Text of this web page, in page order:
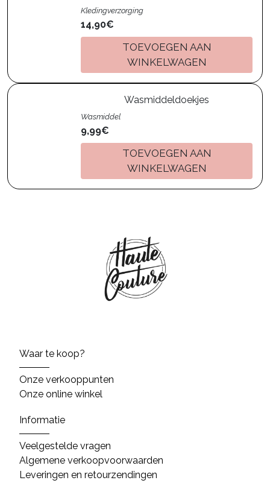
Kledingverzorging
14,90€
TOEVOEGEN AAN
WINKELWAGEN
Wasmiddeldoekjes
Wasmiddel
9,99€
TOEVOEGEN AAN
WINKELWAGEN
Waar te koop?
Onze verkooppunten
Onze online winkel
Informatie
Veelgestelde vragen
Algemene verkoopvoorwaarden
Leveringen en retourzendingen